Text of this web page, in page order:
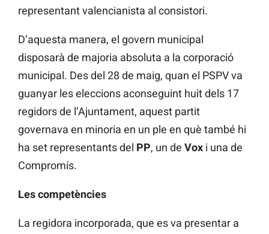
representant valencianista al consistori.
D’aquesta manera, el govern municipal
disposarà de majoria absoluta a la corporació
municipal. Des del 28 de maig, quan el PSPV va
guanyar les eleccions aconseguint huit dels 17
regidors de l’Ajuntament, aquest partit
governava en minoria en un ple en què també hi
ha set representants del PP, un de Vox i una de
Compromís.
Les competències
La regidora incorporada, que es va presentar a